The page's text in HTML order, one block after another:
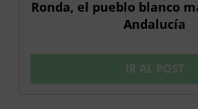
Ronda, el pueblo blanco
Andalucía
IR AL POST